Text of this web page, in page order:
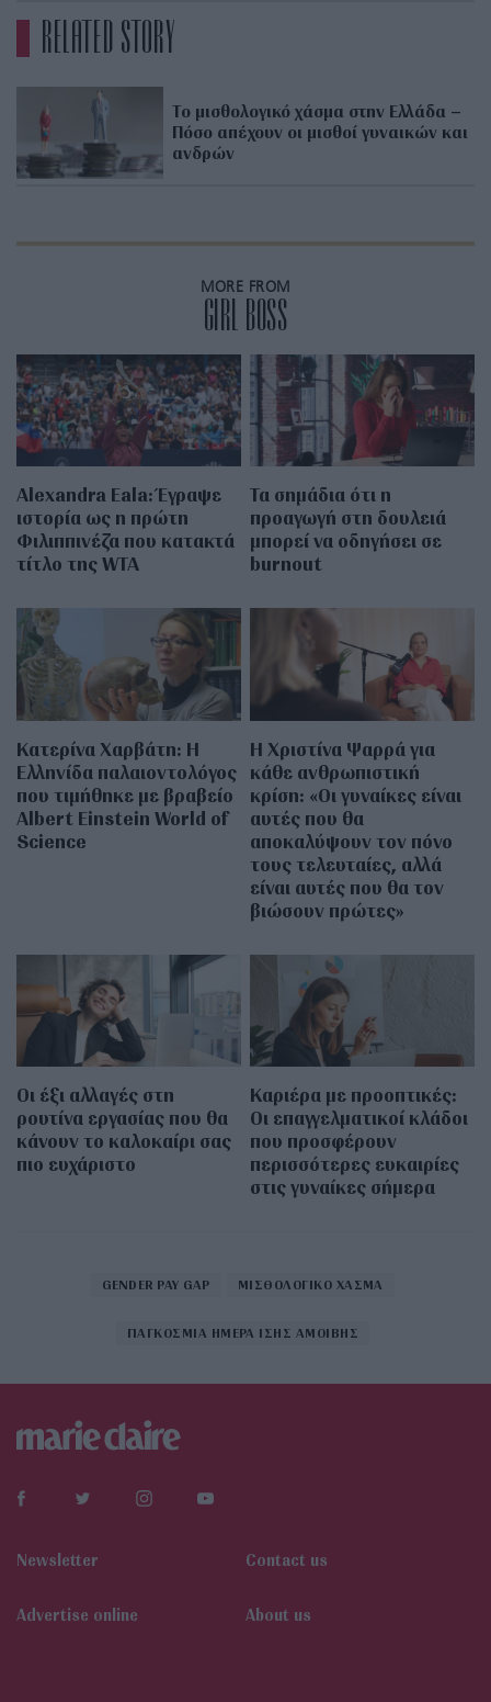
RELATED STORY
Το μισθολογικό χάσμα στην Ελλάδα –
Πόσο απέχουν οι μισθοί γυναικών και
ανδρών
MORE FROM
GIRL BOSS
Alexandra Eala: Έγραψε
ιστορία ως η πρώτη
Φιλιππινέζα που κατακτά
τίτλο της WTA
Τα σημάδια ότι η
προαγωγή στη δουλειά
μπορεί να οδηγήσει σε
burnout
Κατερίνα Χαρβάτη: H
Ελληνίδα παλαιοντολόγος
που τιμήθηκε με βραβείο
Albert Einstein World of
Science
H Χριστίνα Ψαρρά για
κάθε ανθρωπιστική
κρίση: «Οι γυναίκες είναι
αυτές που θα
αποκαλύψουν τον πόνο
τους τελευταίες, αλλά
είναι αυτές που θα τον
βιώσουν πρώτες»
Οι έξι αλλαγές στη
ρουτίνα εργασίας που θα
κάνουν το καλοκαίρι σας
πιο ευχάριστο
Καριέρα με προοπτικές:
Οι επαγγελματικοί κλάδοι
που προσφέρουν
περισσότερες ευκαιρίες
στις γυναίκες σήμερα
GENDER PAY GAP ΜΙΣΘΟΛΟΓΙΚΟ ΧΑΣΜΑ
ΠΑΓΚΟΣΜΙΑ ΗΜΕΡΑ ΙΣΗΣ ΑΜΟΙΒΗΣ
Newsletter Contact us
Αdvertise online About us